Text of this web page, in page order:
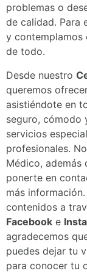
problemas o
de calidad. Para
y contemplamos
de todo.
Desde nuestro
queremos
asistiéndote en
seguro, cómodo
servicios
profesionales.
Médico, además
ponerte en
más
contenidos a
Facebook e
agradecemos
puedes dejar tu
para conocer tu